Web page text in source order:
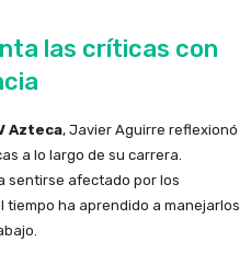
las críticas con
Azteca, Javier Aguirre reflexionó
a lo largo de su carrera.
sentirse afectado por los
ha aprendido a manejarlos